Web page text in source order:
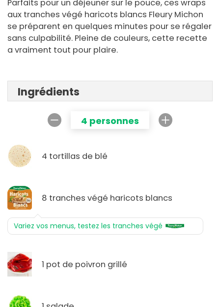
Parfaits pour un déjeuner sur le pouce, ces wraps
aux tranches végé haricots blancs Fleury Michon
se préparent en quelques minutes pour se régaler
sans culpabilité. Pleine de couleurs, cette recette
a vraiment tout pour plaire.
Ingrédients
4 personnes
4 tortillas de blé
8 tranches végé haricots blancs
Variez vos menus, testez les tranches végé
1 pot de poivron grillé